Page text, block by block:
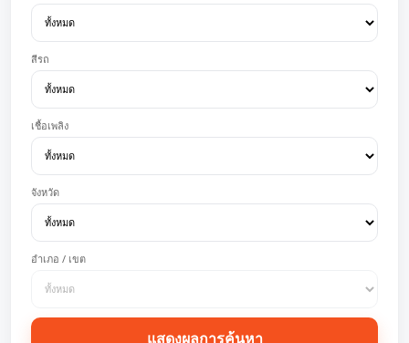
สีรถ
เชื้อเพลิง
จังหวัด
อำเภอ / เขต
แสดงผลการค้นหา